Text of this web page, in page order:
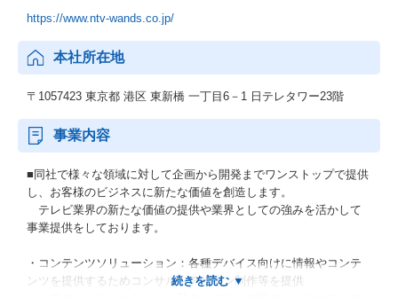
https://www.ntv-wands.co.jp/
本社所在地
〒1057423 東京都 港区 東新橋 一丁目6－1 日テレタワー23階
事業内容
■同社で様々な領域に対して企画から開発までワンストップで提供
し、お客様のビジネスに新たな価値を創造します。
テレビ業界の新たな価値の提供や業界としての強みを活かして
事業提供をしております。
・コンテンツソリューション：各種デバイス向けに情報やコンテ
ンツを提供するためコンサル～デザイン制作等を提供